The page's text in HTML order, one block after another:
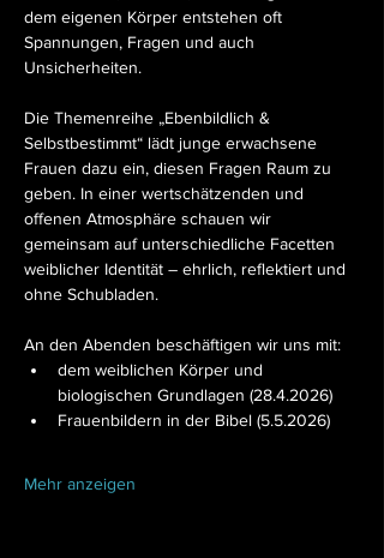
dem eigenen Körper entstehen oft
Spannungen, Fragen und auch
Unsicherheiten.
Die Themenreihe „Ebenbildlich &
Selbstbestimmt“ lädt junge erwachsene
Frauen dazu ein, diesen Fragen Raum zu
geben. In einer wertschätzenden und
offenen Atmosphäre schauen wir
gemeinsam auf unterschiedliche Facetten
weiblicher Identität – ehrlich, reflektiert und
ohne Schubladen.
An den Abenden beschäftigen wir uns mit:
dem weiblichen Körper und
biologischen Grundlagen (28.4.2026)
Frauenbildern in der Bibel (5.5.2026)
Mehr anzeigen